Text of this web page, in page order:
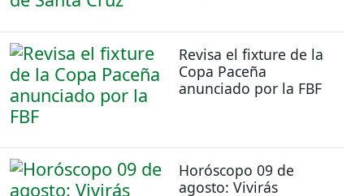
Revisa el fixture de la
Copa Paceña
anunciado por la FBF
Horóscopo 09 de
agosto: Vivirás